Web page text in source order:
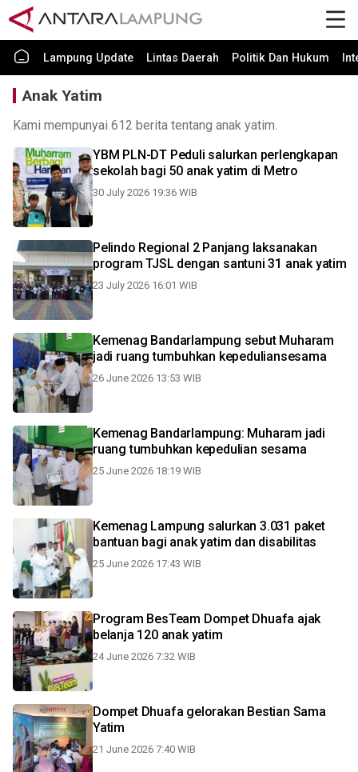
Lampung Update Lintas Daerah Politik Dan Hukum
Anak Yatim
Kami mempunyai 612 berita tentang anak yatim.
YBM PLN-DT Peduli salurkan perlengkapan
sekolah bagi 50 anak yatim di Metro
30 July 2026 19:36 WIB
Pelindo Regional 2 Panjang laksanakan
program TJSL dengan santuni 31 anak yatim
23 July 2026 16:01 WIB
Kemenag Bandarlampung sebut Muharam
jadi ruang tumbuhkan kepeduliansesama
26 June 2026 13:53 WIB
Kemenag Bandarlampung: Muharam jadi
ruang tumbuhkan kepedulian sesama
25 June 2026 18:19 WIB
Kemenag Lampung salurkan 3.031 paket
bantuan bagi anak yatim dan disabilitas
25 June 2026 17:43 WIB
Program BesTeam Dompet Dhuafa ajak
belanja 120 anak yatim
24 June 2026 7:32 WIB
Dompet Dhuafa gelorakan Bestian Sama
Yatim
21 June 2026 7:40 WIB